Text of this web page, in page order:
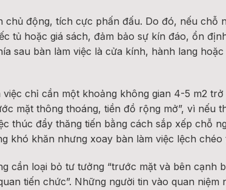
chủ động, tích cực phấn đấu. Do đó, nếu chỗ
tủ hoặc giá sách, đảm bảo sự kín đáo, ổn
sau bàn làm việc là cửa kính, hành lang
chỉ cần một khoảng không gian 4-5 m2
mặt thông thoáng, tiền đồ rộng mở”, vì nếu
thúc đẩy thăng tiến bằng cách sắp xếp chỗ
khó khăn nhưng xoay bàn làm việc lệch
cần loại bỏ tư tưởng “trước mặt và bên cạnh
tiến chức”. Những người tin vào quan